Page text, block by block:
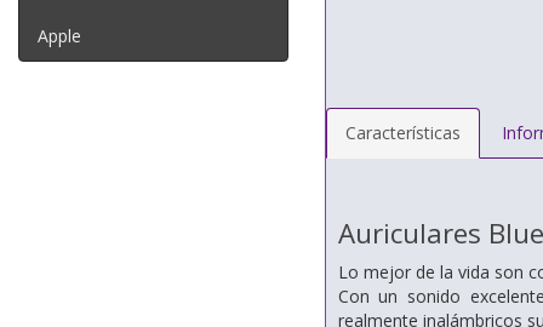
Apple
Características
Auriculares
Lo mejor de la vida son
Con un sonido
realmente inalámbricos